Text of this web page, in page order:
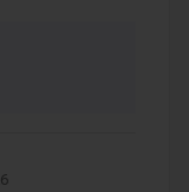
de la modale